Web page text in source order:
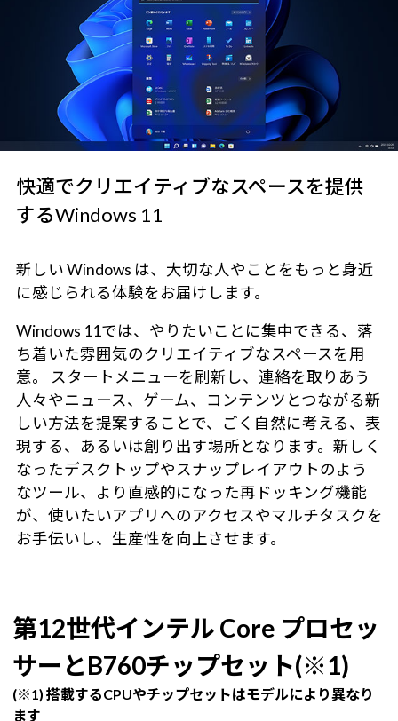
快適でクリエイティブなスペースを提供
するWindows 11
新しい Windows は、大切な人やことをもっと身近
に感じられる体験をお届けします。
Windows 11では、やりたいことに集中できる、落
ち着いた雰囲気のクリエイティブなスペースを用
意。 スタートメニューを刷新し、連絡を取りあう
人々やニュース、ゲーム、コンテンツとつながる新
しい方法を提案することで、ごく自然に考える、表
現する、あるいは創り出す場所となります。新しく
なったデスクトップやスナップレイアウトのよう
なツール、より直感的になった再ドッキング機能
が、使いたいアプリへのアクセスやマルチタスクを
お手伝いし、生産性を向上させます。
第12世代インテル Core プロセッ
サーとB760チップセット(※1)
(※1) 搭載するCPUやチップセットはモデルにより異なり
ます